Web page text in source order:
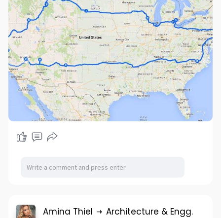
Amina Thiel Architecture & Engg.